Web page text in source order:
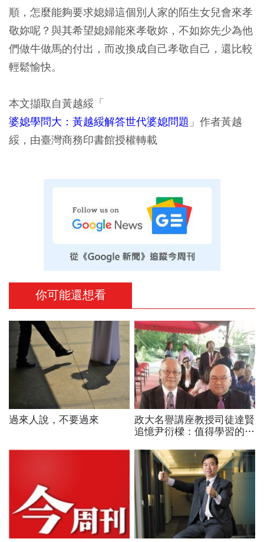
順，怎麼能夠要求媳婦這個別人家的陌生女兒會來孝
敬妳呢？與其希望媳婦能來孝敬妳，不如妳先少為他
們做牛做馬的付出，而改換成自己孝敬自己，還比較
輕鬆愉快。
本文擷取自黃越綏「
婆媳學問大：黃越綏解答世代婆媳問題 」作者黃越
綏，由臺灣商務印書館授權轉載
你可能還想看
過來人說，不要過來
政大名譽講座教授司徒達賢
追憶尹衍樑：值得學習的一